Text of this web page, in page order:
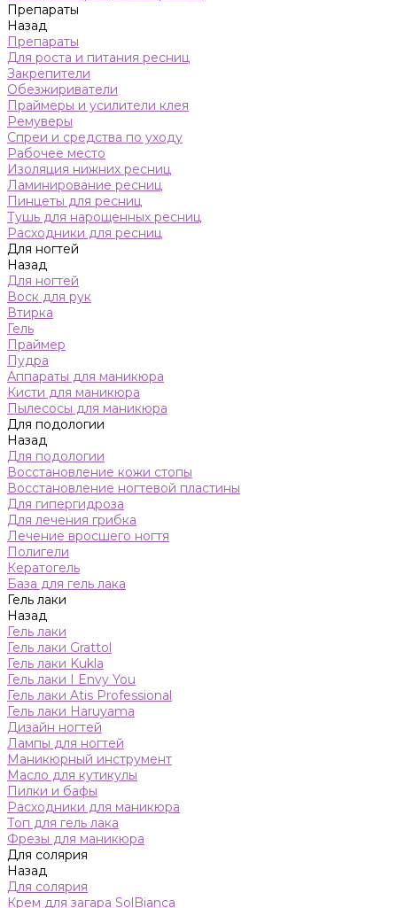
Препараты
Назад
Препараты
Для роста и питания ресниц
Закрепители
Обезжириватели
Праймеры и усилители клея
Ремуверы
Спреи и средства по уходу
Рабочее место
Изоляция нижних ресниц
Ламинирование ресниц
Пинцеты для ресниц
Тушь для нарощенных ресниц
Расходники для ресниц
Для ногтей
Назад
Для ногтей
Воск для рук
Втирка
Гель
Праймер
Пудра
Аппараты для маникюра
Кисти для маникюра
Пылесосы для маникюра
Для подологии
Назад
Для подологии
Восстановление кожи стопы
Восстановление ногтевой пластины
Для гипергидроза
Для лечения грибка
Лечение вросшего ногтя
Полигели
Кератогель
База для гель лака
Гель лаки
Назад
Гель лаки
Гель лаки Grattol
Гель лаки Kukla
Гель лаки I Envy You
Гель лаки Atis Professional
Гель лаки Haruyama
Дизайн ногтей
Лампы для ногтей
Маникюрный инструмент
Масло для кутикулы
Пилки и бафы
Расходники для маникюра
Топ для гель лака
Фрезы для маникюра
Для солярия
Назад
Для солярия
Крем для загара SolBianca